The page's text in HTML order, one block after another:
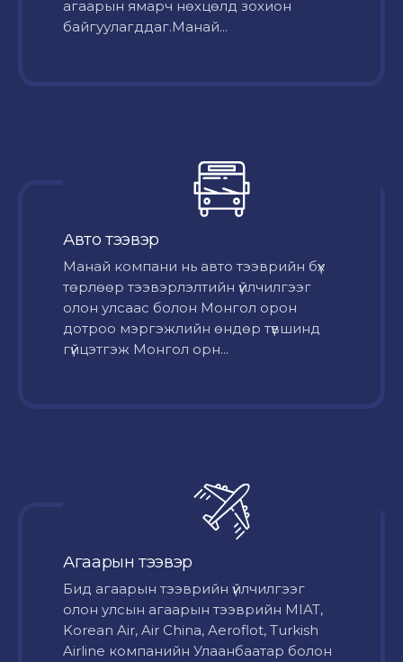
агаарын ямарч нөхцөлд зохион
байгуулагддаг.Манай...
Авто тээвэр
Mанай компани нь авто тээврийн бүх
төрлөөр тээвэрлэлтийн үйлчилгээг
олон улсаас болон Монгол орон
дотроо мэргэжлийн өндөр түвшинд
гүйцэтгэж Монгол орн...
Агаарын тээвэр
Бид агаарын тээврийн үйлчилгээг
олон улсын агаарын тээврийн MIAT,
Korean Air, Air China, Aeroflot, Turkish
Airline компанийн Улаанбаатар болон